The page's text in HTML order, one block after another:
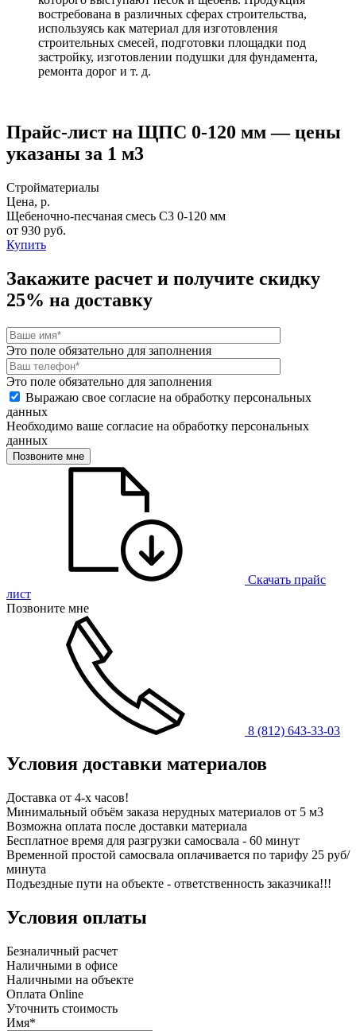
востребована в различных сферах строительства,
используясь как материал для изготовления
строительных смесей, подготовки площадки под
застройку, изготовлении подушки для фундамента,
ремонта дорог и т. д.
Прайс-лист на ЩПС 0-120 мм — цены
указаны за 1 м3
Стройматериалы
Цена, р.
Щебеночно-песчаная смесь C3 0-120 мм
от 930 руб.
Купить
Закажите расчет и получите скидку
25% на доставку
Это поле обязательно для заполнения
Это поле обязательно для заполнения
Выражаю свое согласие на обработку персональных
данных
Необходимо ваше согласие на обработку персональных
данных
Позвоните мне
Скачать прайс
лист
Позвоните мне
8 (812) 643-33-03
Условия доставки материалов
Доставка от 4-х часов!
Минимальный объём заказа нерудных материалов от 5 м3
Возможна оплата после доставки материала
Бесплатное время для разгрузки самосвала - 60 минут
Временной простой самосвала оплачивается по тарифу 25 руб/
минута
Подъездные пути на объекте - ответственность заказчика!!!
Условия оплаты
Безналичный расчет
Наличными в офисе
Наличными на объекте
Оплата Online
Уточнить стоимость
Имя*